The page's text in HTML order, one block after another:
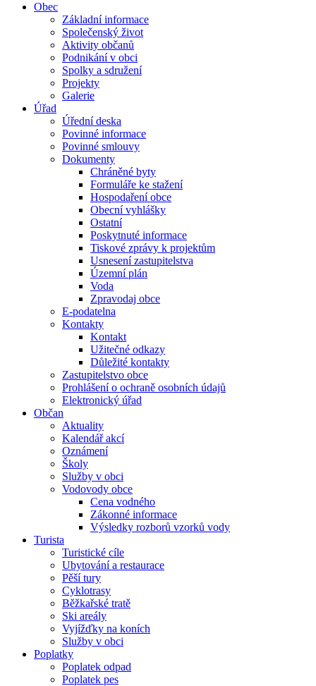
Obec
Základní informace
Společenský život
Aktivity občanů
Podnikání v obci
Spolky a sdružení
Projekty
Galerie
Úřad
Úřední deska
Povinné informace
Povinné smlouvy
Dokumenty
Chráněné byty
Formuláře ke stažení
Hospodaření obce
Obecní vyhlášky
Ostatní
Poskytnuté informace
Tiskové zprávy k projektům
Usnesení zastupitelstva
Územní plán
Voda
Zpravodaj obce
E-podatelna
Kontakty
Kontakt
Užitečné odkazy
Důležité kontakty
Zastupitelstvo obce
Prohlášení o ochraně osobních údajů
Elektronický úřad
Občan
Aktuality
Kalendář akcí
Oznámení
Školy
Služby v obci
Vodovody obce
Cena vodného
Zákonné informace
Výsledky rozborů vzorků vody
Turista
Turistické cíle
Ubytování a restaurace
Pěší tury
Cyklotrasy
Běžkařské tratě
Ski areály
Vyjížďky na koních
Služby v obci
Poplatky
Poplatek odpad
Poplatek pes